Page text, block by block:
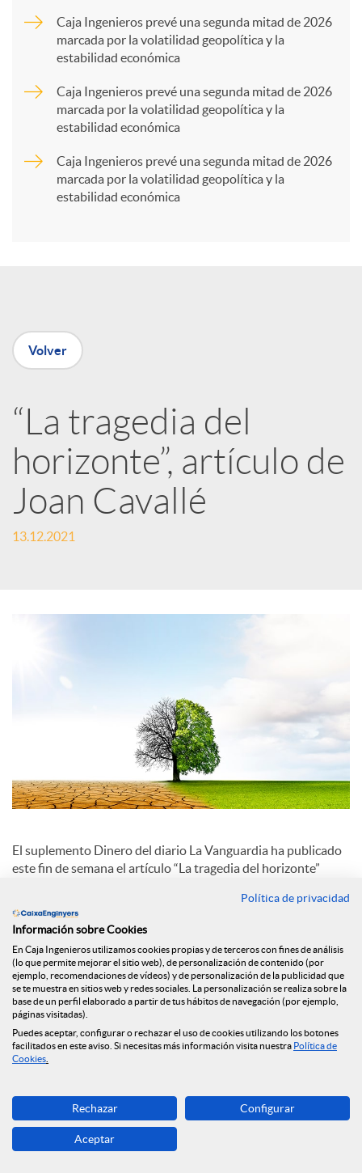
a
n
e
d
e
i
a
l
e
s
Caja Ingenieros prevé una segunda mitad de 2026
marcada por la volatilidad geopolítica y la
estabilidad económica
Caja Ingenieros prevé una segunda mitad de 2026
marcada por la volatilidad geopolítica y la
estabilidad económica
Caja Ingenieros prevé una segunda mitad de 2026
marcada por la volatilidad geopolítica y la
estabilidad económica
Volver
“La tragedia del
horizonte”, artículo de
Joan Cavallé
13.12.2021
El suplemento Dinero del diario La Vanguardia ha publicado
este fin de semana el artículo “La tragedia del horizonte”
Ingenieros, en el que hace referencia precisamente a este
término acuñado por Mark Carney, gobernador del Banco de
el cambio climático como “la tragedia del horizonte”.
Al final de su artículo, Joan Cavallé concluye con una firme
petición, totalmente alineada con los valores y ADN del
Grupo Caja de Ingenieros: “Es necesario que todas las
entidades del sector bancario hagamos un llamamiento a las
administraciones para que faciliten al máximo la ejecución de
sostenibilidad. Solo así, con el compromiso colectivo,
conseguiremos el cambio que esperamos para las sociedades
futuras y, como bien decía Carney, acabaremos con la
tragedia del horizonte.”
Política de privacidad
Información sobre Cookies
En Caja Ingenieros utilizamos cookies propias y de terceros con fines de análisis
(lo que permite mejorar el sitio web), de personalización de contenido (por
ejemplo, recomendaciones de vídeos) y de personalización de la publicidad que
se te muestra en sitios web y redes sociales. La personalización se realiza sobre la
base de un perfil elaborado a partir de tus hábitos de navegación (por ejemplo,
páginas visitadas).
Puedes aceptar, configurar o rechazar el uso de cookies utilizando los botones
facilitados en este aviso. Si necesitas más información visita nuestra Política de
Cookies
Rechazar Configurar
Aceptar